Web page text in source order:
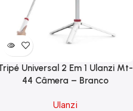
Universal 2 Em 1 Ulanzi Mt-
44 Câmera – Branco
Ulanzi